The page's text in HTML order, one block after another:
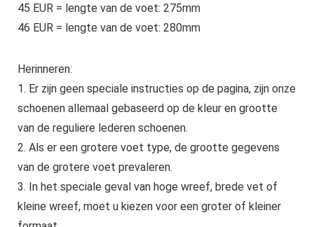
45 EUR = lengte van de voet: 275mm
46 EUR = lengte van de voet: 280mm
Herinneren:
1. Er zijn geen speciale instructies op de pagina, zijn onze
schoenen allemaal gebaseerd op de kleur en grootte
van de reguliere lederen schoenen.
2. Als er een grotere voet type, de grootte gegevens
van de grotere voet prevaleren.
3. In het speciale geval van hoge wreef, brede vet of
kleine wreef, moet u kiezen voor een groter of kleiner